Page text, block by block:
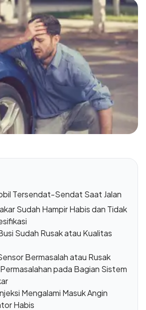
Tersendat-Sendat Saat Jalan
Sudah Hampir Habis dan Tidak
Sudah Rusak atau Kualitas
Bermasalah atau Rusak
pada Bagian Sistem
Mengalami Masuk Angin
Habis